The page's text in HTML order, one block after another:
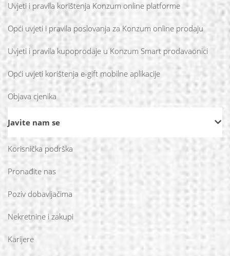
Uvjeti i pravila korištenja Konzum online platforme
Opći uvjeti i pravila poslovanja za Konzum online prodaju
Uvjeti i pravila kupoprodaje u Konzum Smart prodavaonici
Opći uvjeti korištenja e-gift mobilne aplikacije
Objava cjenika
Javite nam se
Korisnička podrška
Pronađite nas
Poziv dobavljačima
Nekretnine i zakupi
Karijere